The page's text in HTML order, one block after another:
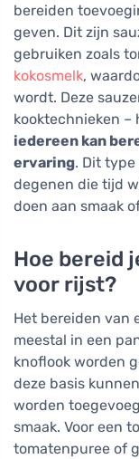
bereiden
geven. Dit zijn
gebruiken zoals
kokosmelk,
wordt. Deze
kooktechnieken –
iedereen kan
ervaring. Dit type
degenen die tijd
doen aan smaak
Hoe bereid
voor rijst?
Het bereiden van
meestal in een
knoflook worden
deze basis
worden
smaak. Voor een
tomatenpuree of